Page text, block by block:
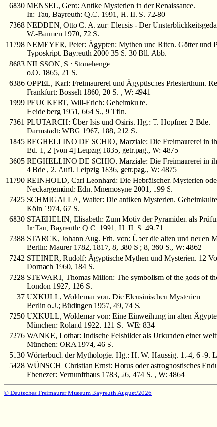
6830 MENSEL, Gero: Antike Mysterien in der Renaissance.
In: Tau, Bayreuth: Q.C. 1991, H. II. S. 72-80
7368 NEDDEN, Otto C. A. zur: Eleusis - Der
W.-Barmen 1970, 72 S.
11798 NEMEYER, Peter: Ägypten: Mythen und Riten. Götter und
Typoskript. Bayreuth 2000 35 S. 30 Bll. Abb.
8683 NILSSON, S.: Stonehenge.
o.O. 1865, 21 S.
6386 OPPEL, Karl: Freimaurerei und Ägyptisches Priesterthum.
Frankfurt: Bosselt 1860, 20 S. , W: 4941
1999 PEUCKERT, Will-Erich: Geheimkulte.
Heidelberg 1951, 664 S., 9 Tfln.
7361 PLUTARCH: Über Isis und Osiris. Hg.: T. Hopfner. 2 Bde.
Darmstadt: WBG 1967, 188, 212 S.
1845 REGHELLINO DE SCHIO, Marziale: Die Freimaurerei in
Bd. 1, 2 [von 4] Leipzig 1835, getr.pag., W: 4875
3605 REGHELLINO DE SCHIO, Marziale: Die Freimaurerei in
4 Bde., 2. Aufl. Leipzig 1836, getr.pag., W: 4875
11790 REINHOLD, Carl Leonhard: Die Hebräischen Mysterien
Neckargemünd: Edn. Mnemosyne 2001, 199 S.
7425 SCHMIGALLA, Walter: Die antiken Mysterien.
Köln 1974, 67 S.
6830 STAEHELIN, Elisabeth: Zum Motiv der Pyramiden als
In:Tau, Bayreuth: Q.C. 1991, H. II. S. 49-71
7388 STARCK, Johann Aug. Frh. von: Über die alten und neuen
Berlin: Maurer 1782, 1817, 8, 380 S.; 8, 360 S., W: 4862
7242 STEINER, Rudolf: Ägyptische Mythen und Mysterien. 12
Dornach 1960, 184 S.
7228 STEWART, Thomas Milion: The symbolism of the gods of
London 1927, 126 S.
37 UXKULL, Woldemar von: Die Eleusinischen Mysterien.
Berlin o.J.; Büdingen 1957, 49, 74 S.
7250 UXKULL, Woldemar von: Eine Einweihung im alten
München: Roland 1922, 121 S., WE: 834
7276 WANKE, Lothar: Indische Felsbilder als Urkunden einer
München: ORA 1974, 46 S.
5130 Wörterbuch der Mythologie. Hg.: H. W. Haussig. 1.-4, 6.-9.
5428 WÜNSCH, Christian Ernst: Horus oder astrognostisches
Ebenezer: Vernunfthaus 1783, 26, 474 S. , W: 4864
© Deutsches Freimaurer Museum Bayreuth August/2026